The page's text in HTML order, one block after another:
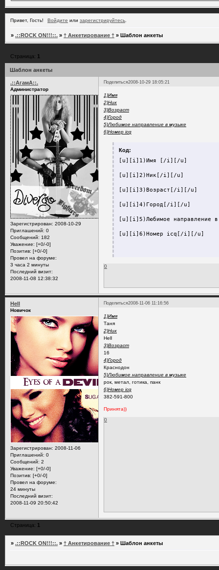
Привет, Гость! Войдите или зарегистрируйтесь
» .::ROCK ON!!!::. » † Анкетирование † » Шаблон анкеты
Шаблон анкеты
Страница: 1
Поделиться2008-10-29 18:05:21
.::АгамА::.
Администратор
Зарегистрирован: 2008-10-29
Приглашений: 0
Сообщений: 182
Уважение: [+0/-0]
Позитив: [+0/-0]
Провел на форуме:
3 часа 2 минуты
Последний визит:
2008-11-08 12:38:32
1)Имя
2)Ник
3)Возраст
4)Город
5)Любимое направление в музыке
6)Номер icq
Код:
[u][i]1)Имя [/i][/u]
[u][i]2)Ник[/i][/u]
[u][i]3)Возраст[/i][/u]
[u][i]4)Город[/i][/u]
[u][i]5)Любимое
[u][i]6)Номер icq[/i][/u]
0
Поделиться2008-11-06 11:16:56
Hell
Новичок
Зарегистрирован: 2008-11-06
Приглашений: 0
Сообщений: 2
Уважение: [+0/-0]
Позитив: [+0/-0]
Провел на форуме:
24 минуты
Последний визит:
2008-11-09 20:50:42
1)Имя
Таня
2)Ник
Hell
3)Возраст
16
4)Город
Краснодон
5)Любимое направление в музыке
рок, метал, готика, панк
6)Номер icq
382-591-800
Принята))
0
Страница: 1
» .::ROCK ON!!!::. » † Анкетирование † » Шаблон анкеты